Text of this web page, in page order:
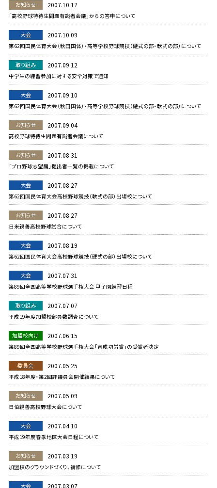
お知らせ 2007.10.17
「高校野球特待生問題有識者会議」からの答申について
大会 2007.10.09
第62回国民体育大会（秋田国体）・高等学校野球競技（硬式の部・軟式の部）について
取り組み 2007.09.12
中学生の練習参加に対する安全対策で通知
大会 2007.09.10
第62回国民体育大会（秋田国体）・高等学校野球競技（硬式の部・軟式の部）について
お知らせ 2007.09.04
高校野球特待生問題有識者会議について
お知らせ 2007.08.31
「プロ野球志望届」提出者一覧の掲載について
大会 2007.08.27
第62回国民体育大会高校野球競技（軟式の部）出場校について
お知らせ 2007.08.27
日米親善高校野球試合について
大会 2007.08.19
第62回国民体育大会高校野球競技（硬式の部）出場校について
大会 2007.07.31
第89回全国高等学校野球選手権大会 甲子園練習日程
取り組み 2007.07.07
平成19年度加盟校部員数調査について
加盟校向け 2007.06.15
第89回全国高等学校野球選手権大会「育成功労賞」の受賞者決定
委員会 2007.05.25
平成18年度・第2回評議員会開催結果について
お知らせ 2007.05.09
日伯親善高校野球大会について
大会 2007.04.10
平成19年度春季地区大会日程について
お知らせ 2007.03.19
加盟校のグラウンドづくり、補修について
大会 2007.03.07